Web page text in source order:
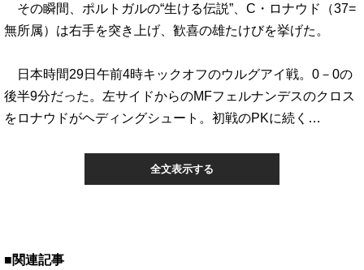
その瞬間、ポルトガルの“生ける伝説”、C・ロナウド（37=
無所属）は右手を突き上げ、歓喜の雄たけびを挙げた。
日本時間29日午前4時キックオフのウルグアイ戦。0－0の
後半9分だった。左サイドからのMFフェルナンデスのクロス
をロナウドがヘディングシュート。初戦のPKに続く…
全文表示する
■関連記事